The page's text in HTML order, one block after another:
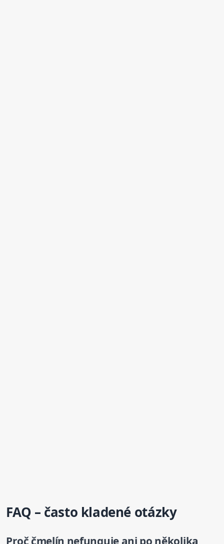
FAQ – často kladené otázky
Proč čmelín nefunguje ani po několika